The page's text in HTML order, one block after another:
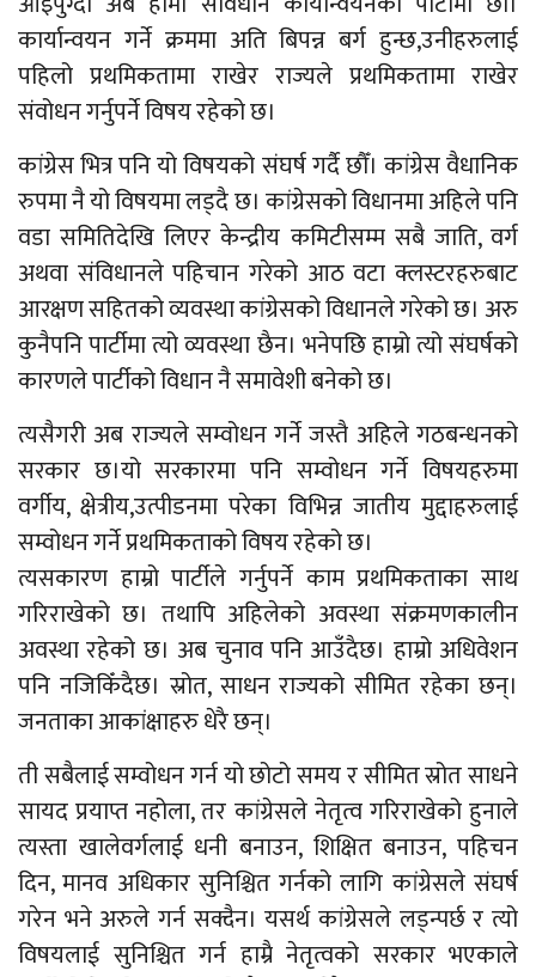
कार्यान्वयन गर्ने क्रममा अति बिपन्न बर्ग हुन्छ,उनीहरुलाई
पहिलो प्रथमिकतामा राखेर राज्यले प्रथमिकतामा राखेर
संवोधन गर्नुपर्ने विषय रहेको छ।
कांग्रेस भित्र पनि यो विषयको संघर्ष गर्दै छौँ। कांग्रेस वैधानिक
रुपमा नै यो विषयमा लड्दै छ। कांग्रेसको विधानमा अहिले पनि
वडा समितिदेखि लिएर केन्द्रीय कमिटीसम्म सबै जाति, वर्ग
अथवा संविधानले पहिचान गरेको आठ वटा क्लस्टरहरुबाट
आरक्षण सहितको व्यवस्था कांग्रेसको विधानले गरेको छ। अरु
कुनैपनि पार्टीमा त्यो व्यवस्था छैन। भनेपछि हाम्रो त्यो संघर्षको
कारणले पार्टीको विधान नै समावेशी बनेको छ।
त्यसैगरी अब राज्यले सम्वोधन गर्ने जस्तै अहिले गठबन्धनको
सरकार छ।यो सरकारमा पनि सम्वोधन गर्ने विषयहरुमा
वर्गीय, क्षेत्रीय,उत्पीडनमा परेका विभिन्न जातीय मुद्दाहरुलाई
सम्वोधन गर्ने प्रथमिकताको विषय रहेको छ।
त्यसकारण हाम्रो पार्टीले गर्नुपर्ने काम प्रथमिकताका साथ
गरिराखेको छ। तथापि अहिलेको अवस्था संक्रमणकालीन
अवस्था रहेको छ। अब चुनाव पनि आउँदैछ। हाम्रो अधिवेशन
पनि नजिकिँदैछ। स्रोत, साधन राज्यको सीमित रहेका छन्।
जनताका आकांक्षाहरु धेरै छन्।
ती सबैलाई सम्वोधन गर्न यो छोटो समय र सीमित स्रोत साधने
सायद प्रयाप्त नहोला, तर कांग्रेसले नेतृत्व गरिराखेको हुनाले
त्यस्ता खालेवर्गलाई धनी बनाउन, शिक्षित बनाउन, पहिचन
दिन, मानव अधिकार सुनिश्चित गर्नको लागि कांग्रेसले संघर्ष
गरेन भने अरुले गर्न सक्दैन। यसर्थ कांग्रेसले लड्न्पर्छ र त्यो
विषयलाई सुनिश्चित गर्न हाम्रै नेतृत्वको सरकार भएकाले